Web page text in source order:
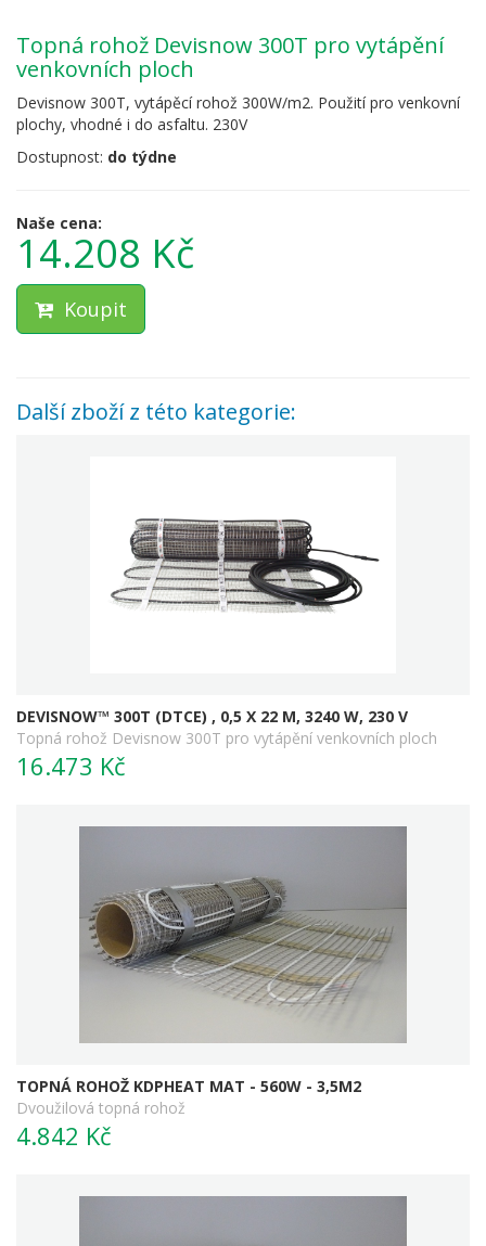
Topná rohož Devisnow 300T pro vytápění
venkovních ploch
Devisnow 300T, vytápěcí rohož 300W/m2. Použití pro venkovní
plochy, vhodné i do asfaltu. 230V
Dostupnost: do týdne
Naše cena:
14.208 Kč
Koupit
Další zboží z této kategorie:
DEVISNOW™ 300T (DTCE) , 0,5 X 22 M, 3240 W, 230 V
Topná rohož Devisnow 300T pro vytápění venkovních ploch
16.473 Kč
TOPNÁ ROHOŽ KDPHEAT MAT - 560W - 3,5M2
Dvoužilová topná rohož
4.842 Kč